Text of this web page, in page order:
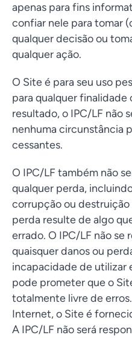
apenas para fins
confiar nele para tomar
qualquer decisão ou
qualquer ação.
O Site é para seu uso
para qualquer finalidade
resultado, o IPC/LF não
nenhuma circunstância
cessantes.
O IPC/LF também não
qualquer perda,
corrupção ou destruição
perda resulte de algo
errado. O IPC/LF não se
quaisquer danos ou
incapacidade de utilizar
pode prometer que o
totalmente livre de
Internet, o Site é
A IPC/LF não será